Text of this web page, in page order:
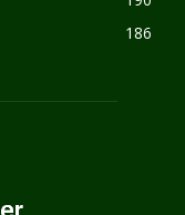
186